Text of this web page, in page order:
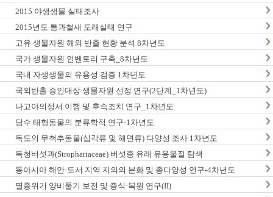
2015 야생생물 실태조사
2015년도 통과철새 도래실태 연구
고유 생물자원 해외 반출 현황 분석 8차년도
국가 생물자원 인벤토리 구축_8차년도
국내 자생생물의 유용성 검증 1차년도
국외반출 승인대상 생물자원 선정 연구(2단계_1차년도)
나고야의정서 이행 및 후속조치 연구_1차년도
담수 태형동물의 분류학적 연구-1차년도
독도의 무척추동물(십각류 및 해면류) 다양성 조사 1차년도
독청버섯과(Strophariaceae) 버섯종 유래 유용물질 탐색
동아시아 해안·도서 지역 지의의 분화 및 종다양성 연구-4차년도
멸종위기 양비둘기 보전 및 증식·복원 연구(II)